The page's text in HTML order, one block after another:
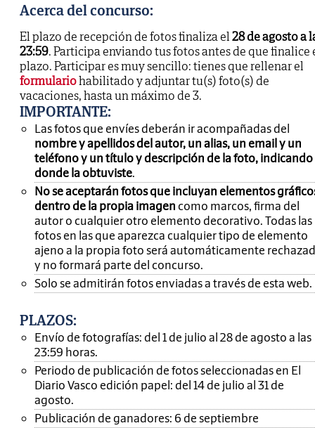
Acerca del concurso:
El plazo de recepción de fotos finaliza el28 de agosto a
23:59. Participa enviando tus fotos antes de que finalice
plazo. Participar es muy sencillo: tienes que rellenar el
formulariohabilitado y adjuntar tu(s) foto(s) de
vacaciones, hasta un máximo de 3.
IMPORTANTE:
Las fotos que envíes deberán ir acompañadas del
nombre y apellidos del autor, un alias, un email y un
teléfono y un título y descripción de la foto, indicando
donde la obtuviste.
No se aceptarán fotos que incluyan elementos
dentro de la propia imagen como marcos, firma del
autor o cualquier otro elemento decorativo. Todas las
fotos en las que aparezca cualquier tipo de elemento
ajeno a la propia foto será automáticamente
y no formará parte del concurso.
Solo se admitirán fotos enviadas a través de esta web.
PLAZOS:
Envío de fotografías: del 1 de julio al 28 de agosto a las
23:59 horas.
Periodo de publicación de fotos seleccionadas en El
Diario Vasco edición papel: del 14 de julio al 31 de
agosto.
Publicación de ganadores: 6 de septiembre